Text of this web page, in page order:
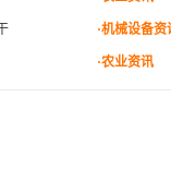
·机械设备资
·农业资讯